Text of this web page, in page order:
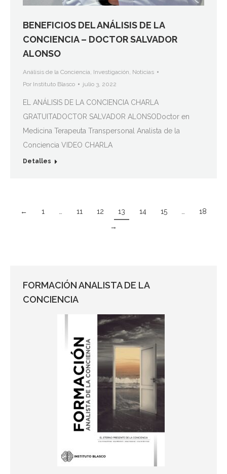
BENEFICIOS DEL ANÁLISIS DE LA
CONCIENCIA – DOCTOR SALVADOR
ALONSO
Análisis de la Conciencia, Investigación, Noticias
Por Instituto Blasco julio 3, 2022
EL ANÁLISIS DE LA CONCIENCIA CHARLA
GRATUITADOCTOR SALVADOR ALONSODoctor en
Medicina Terapeuta Transpersonal Analista de la
Conciencia VIDEO CHARLA
Detalles
← 1 11 12 13 14 15
18
→
FORMACIÓN ANALISTA DE LA
CONCIENCIA